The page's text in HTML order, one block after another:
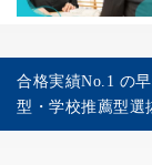
合格実績No.1 の
型・学校推薦型選